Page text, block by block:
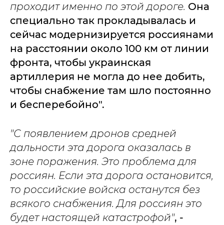
проходит именно по этой дороге. Она
специально так прокладывалась и
сейчас модернизируется россиянами
на расстоянии около 100 км от линии
фронта, чтобы украинская
артиллерия не могла до нее добить,
чтобы снабжение там шло постоянно
и бесперебойно".
"С появлением дронов средней
дальности эта дорога оказалась в
зоне поражения. Это проблема для
россиян. Если эта дорога остановится,
то российские войска останутся без
всякого снабжения. Для россиян это
будет настоящей катастрофой", -